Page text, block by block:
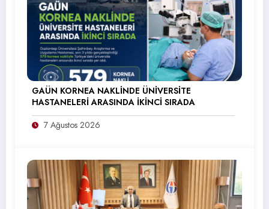
GAÜN KORNEA NAKLİNDE ÜNİVERSİTE
HASTANELERİ ARASINDA İKİNCİ SIRADA
7 Ağustos 2026